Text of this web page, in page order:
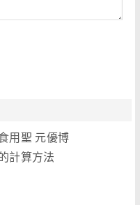
用聖 元優博
計算方法